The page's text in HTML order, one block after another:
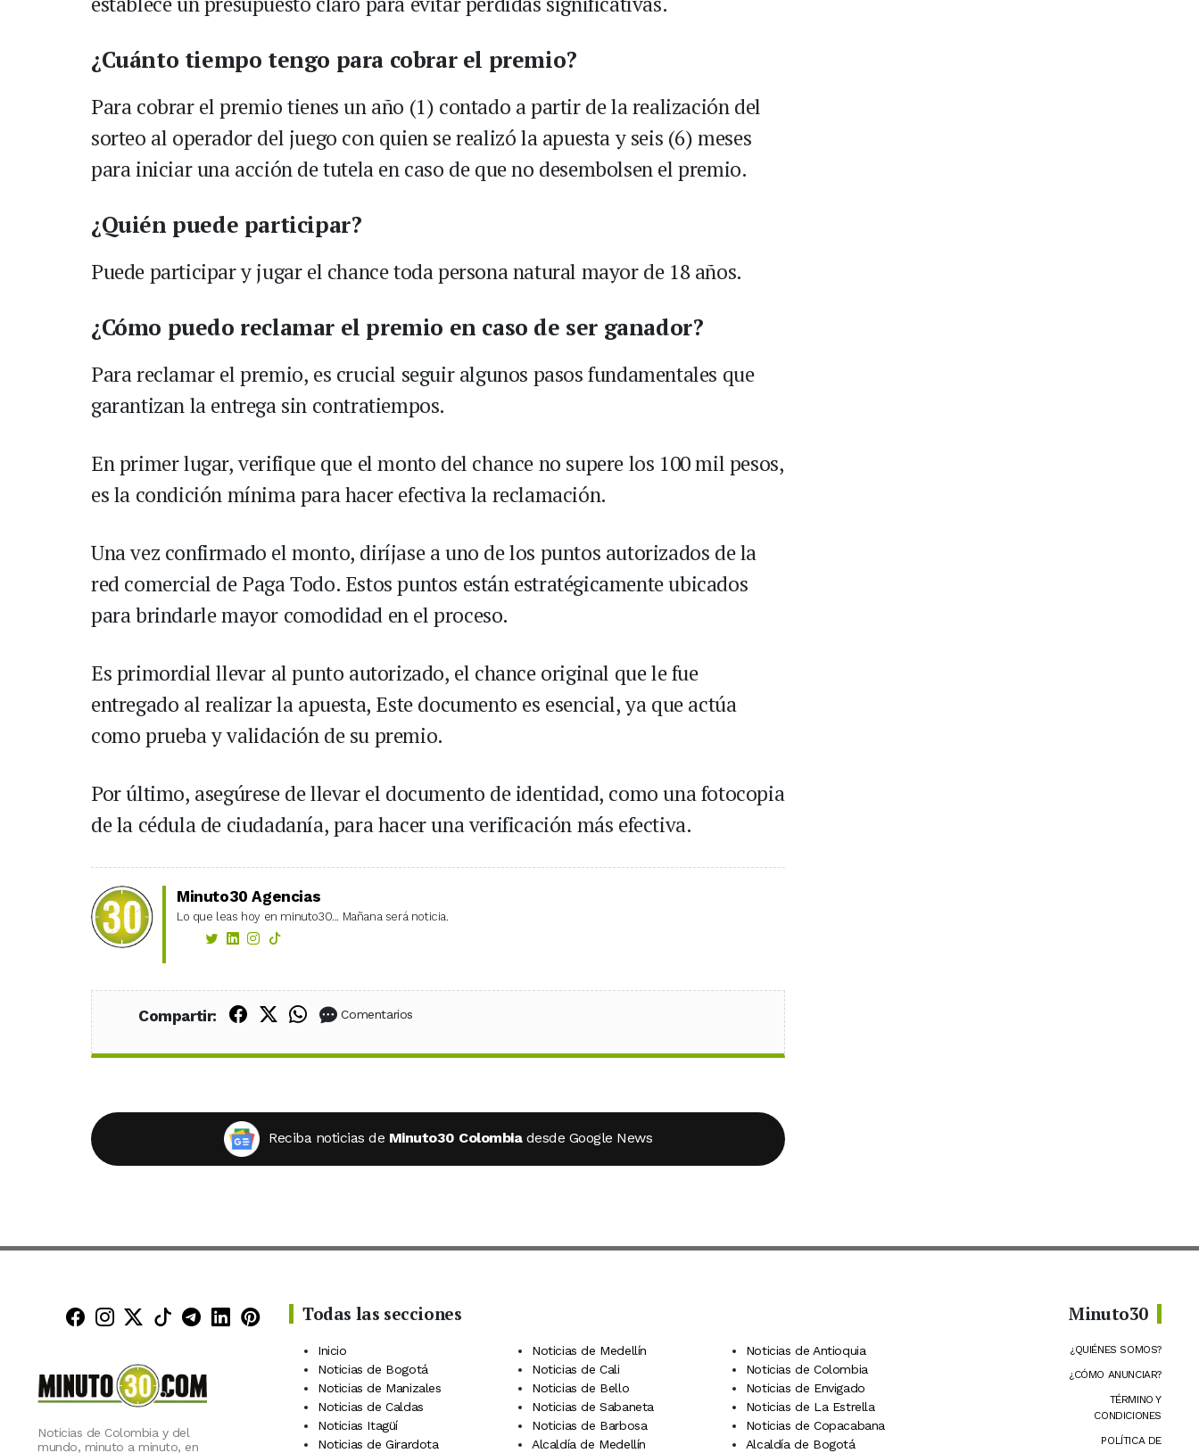
¿Cuánto tiempo tengo para cobrar el premio?
Para cobrar el premio tienes un año (1) contado a partir de la realización del
sorteo al operador del juego con quien se realizó la apuesta y seis (6) meses
para iniciar una acción de tutela en caso de que no desembolsen el premio.
¿Quién puede participar?
Puede participar y jugar el chance toda persona natural mayor de 18 años.
¿Cómo puedo reclamar el premio en caso de ser ganador?
Para reclamar el premio, es crucial seguir algunos pasos fundamentales que
garantizan la entrega sin contratiempos.
En primer lugar, verifique que el monto del chance no supere los 100 mil pesos,
es la condición mínima para hacer efectiva la reclamación.
Una vez confirmado el monto, diríjase a uno de los puntos autorizados de la
red comercial de Paga Todo. Estos puntos están estratégicamente ubicados
para brindarle mayor comodidad en el proceso.
Es primordial llevar al punto autorizado, el chance original que le fue
entregado al realizar la apuesta, Este documento es esencial, ya que actúa
como prueba y validación de su premio.
Por último, asegúrese de llevar el documento de identidad, como una fotocopia
de la cédula de ciudadanía, para hacer una verificación más efectiva.
Minuto30 Agencias
Lo que leas hoy en minuto30... Mañana será noticia.
Compartir: Compartir en Facebook
Compartir en X (Twitter)
Compartir en WhatsApp
Comentarios
Reciba noticias de Minuto30 Colombia desde Google News
Minuto30 en Facebook
Minuto30 en Instagram
Minuto30 en X (Twitter)
Minuto30 en TikTok
Canal de Minuto30 en Telegram
Minuto30 en LinkedIn
Minuto30 en Pinterest
Noticias de Colombia y del
mundo, minuto a minuto, en
Todas las secciones
Inicio Noticias de Medellín
Noticias de Antioquia
Noticias de Bogotá
Noticias de Cali
Noticias de Colombia
Noticias de Manizales
Noticias de Bello
Noticias de Envigado
Noticias de Caldas
Noticias de Sabaneta
Noticias de La Estrella
Noticias Itagüí
Noticias de Barbosa
Noticias de Copacabana
Noticias de Girardota
Alcaldía de Medellín Alcaldía de Bogotá
Minuto30
¿QUIÉNES SOMOS?
¿CÓMO ANUNCIAR?
TÉRMINO Y
CONDICIONES
POLÍTICA DE